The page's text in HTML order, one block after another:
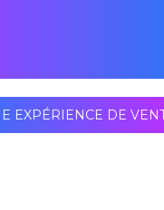
EXPÉRIENCE DE